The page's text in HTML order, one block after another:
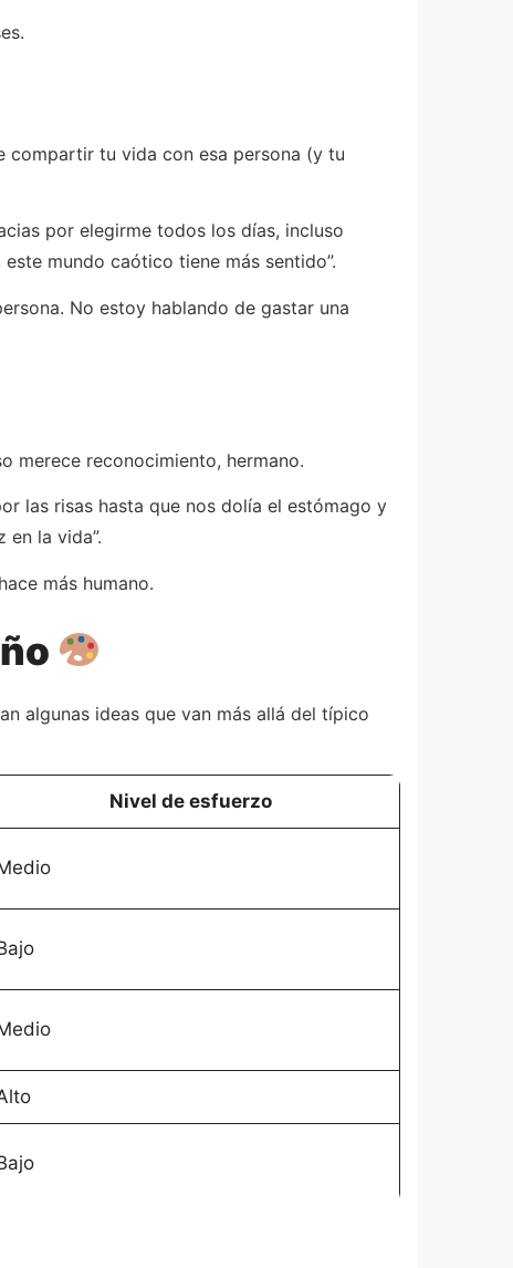
compartir tu vida con esa persona (y tu
por elegirme todos los días, incluso
mundo caótico tiene más sentido”.
No estoy hablando de gastar una
merece reconocimiento, hermano.
las risas hasta que nos dolía el estómago y
la vida”.
más humano.
algunas ideas que van más allá del típico
Nivel de esfuerzo